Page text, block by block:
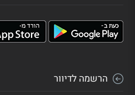
הרשמה לדיוור